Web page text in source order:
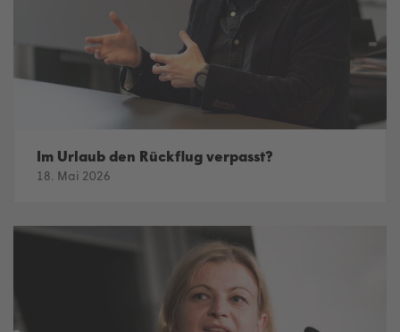
Im Urlaub den Rückflug verpasst?
18. Mai 2026